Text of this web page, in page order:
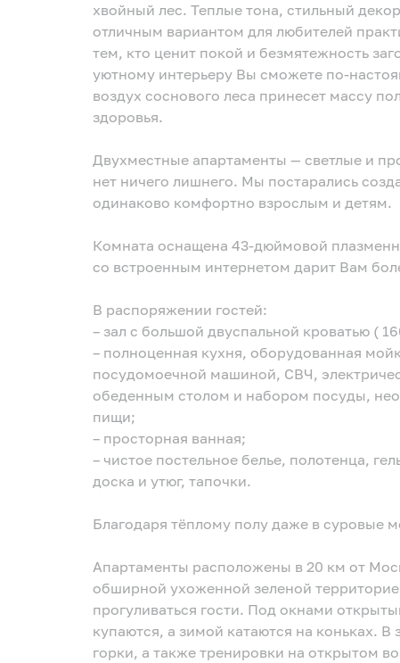
хвойный лес. Теплые тона, стильный
отличным вариантом для любителей
тем, кто ценит покой и безмятежность
уютному интерьеру Вы сможете по-
воздух соснового леса принесет массу
здоровья.
Двухместные апартаменты — светлые и
нет ничего лишнего. Мы постарались
одинаково комфортно взрослым и детям.
Комната оснащена 43-дюймовой плазменной
со встроенным интернетом дарит Вам
В распоряжении гостей:
– зал с большой двуспальной кроватью (
– полноценная кухня, оборудованная
посудомоечной машиной, СВЧ,
обеденным столом и набором посуды,
пищи;
– просторная ванная;
– чистое постельное белье, полотенца,
доска и утюг, тапочки.
Благодаря тёплому полу даже в суровые
Апартаменты расположены в 20 км от
обширной ухоженной зеленой
прогуливаться гости. Под окнами
купаются, а зимой катаются на коньках.
горки, а также тренировки на открытом